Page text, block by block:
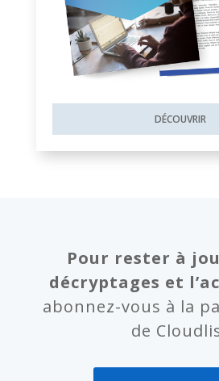
DÉCOUVRIR
Pour rester à
décryptages et
abonnez-vous à la
de